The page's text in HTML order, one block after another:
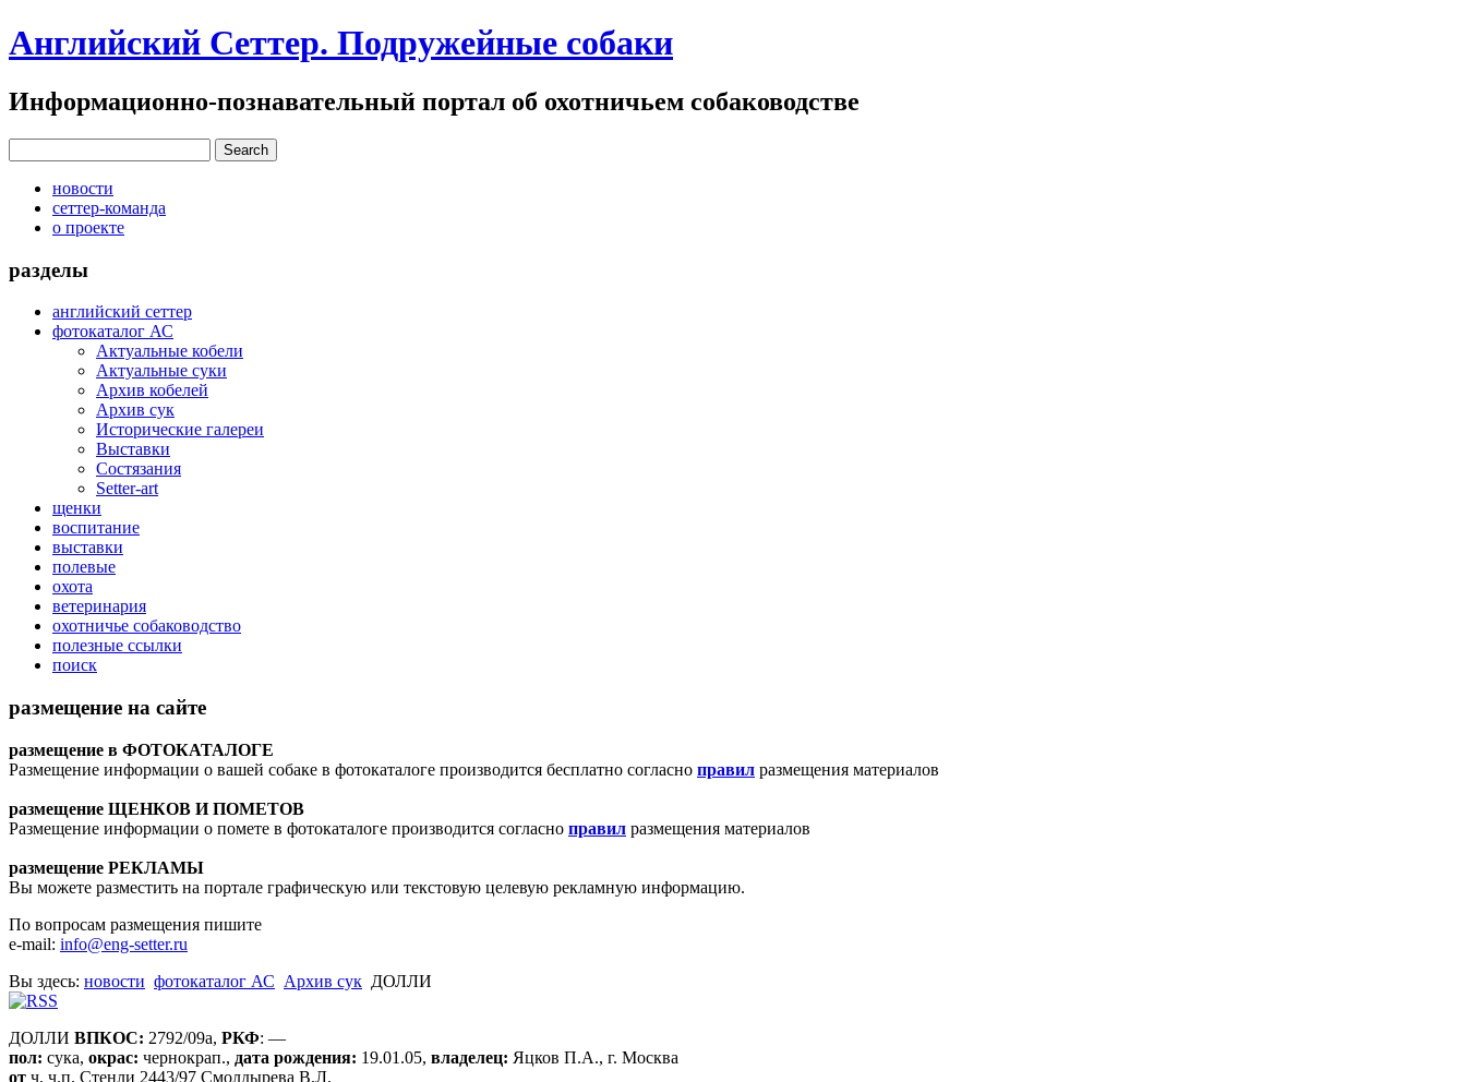
Английский Сеттер. Подружейные собаки
Информационно-познавательный портал об охотничьем собаководстве
новости
сеттер-команда
о проекте
разделы
английский сеттер
фотокаталог АС
Актуальные кобели
Актуальные суки
Архив кобелей
Архив сук
Исторические галереи
Выставки
Состязания
Setter-art
щенки
воспитание
выставки
полевые
охота
ветеринария
охотничье собаководство
полезные ссылки
поиск
размещение на сайте
размещение в ФОТОКАТАЛОГЕ
Размещение информации о вашей собаке в фотокаталоге производится бесплатно согласно правил размещения материалов
размещение ЩЕНКОВ И ПОМЕТОВ
Размещение информации о помете в фотокаталоге производится согласно правил размещения материалов
размещение РЕКЛАМЫ
Вы можете разместить на портале графическую или текстовую целевую рекламную информацию.
По вопросам размещения пишите
e-mail: info@eng-setter.ru
Вы здесь: новости фотокаталог АС Архив сук ДОЛЛИ
ДОЛЛИ ВПКОС: 2792/09а, РКФ: —
пол: сука, окрас: чернокрап., дата рождения: 19.01.05, владелец: Яцков П.А., г. Москва
от ч. ч.п. Стенли 2443/97 Смолдырева В.Л.